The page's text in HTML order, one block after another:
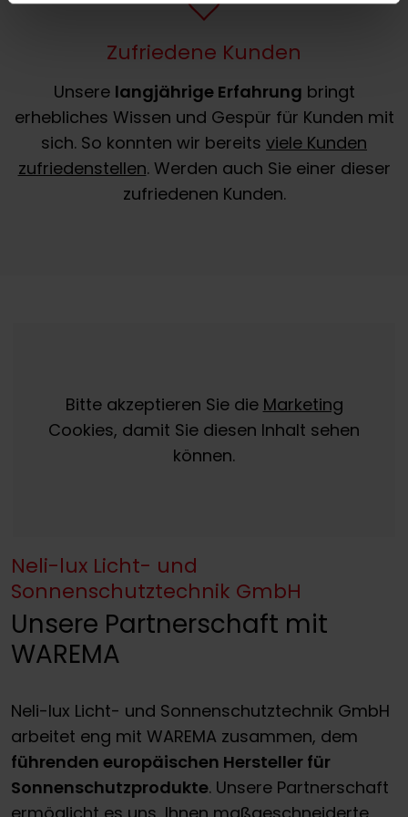
Zufriedene Kunden
Unsere langjährige Erfahrung bringt
erhebliches Wissen und Gespür für Kunden mit
sich. So konnten wir bereits viele Kunden
zufriedenstellen. Werden auch Sie einer dieser
zufriedenen Kunden.
Bitte akzeptieren Sie die Marketing
Cookies, damit Sie diesen Inhalt sehen
können.
Neli-lux Licht- und
Sonnenschutztechnik GmbH
Unsere Partnerschaft mit
WAREMA
Neli-lux Licht- und Sonnenschutztechnik GmbH
arbeitet eng mit WAREMA zusammen, dem
führenden europäischen Hersteller für
Sonnenschutzprodukte. Unsere Partnerschaft